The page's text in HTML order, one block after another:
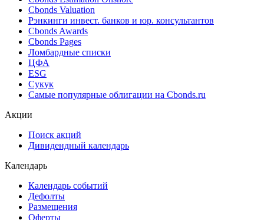
Поиск котировок облигаций
Best bid/ask
Cbonds Estimation
Cbonds Estimation Onshore
Cbonds Valuation
Рэнкинги инвест. банков и юр. консультантов
Cbonds Awards
Cbonds Pages
Ломбардные списки
ESG
Самые популярные облигации на Cbonds.ru
Дивидендный календарь
Календарь